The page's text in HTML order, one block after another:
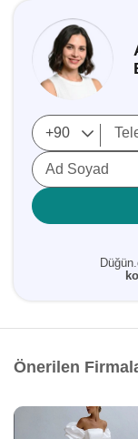
Ad Soyad
Önerilen